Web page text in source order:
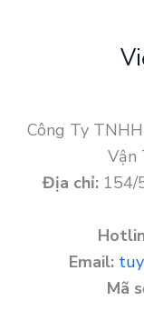
Công Ty
Vận
Địa chỉ:154/
Email:
Mã